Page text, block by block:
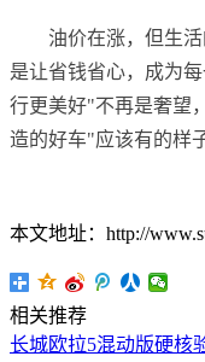
油价在涨，但生
是让省钱省心，成为
行更美好"不再是奢望
造的好车"应该有的样子
本文地址：http://
相关推荐
长城欧拉5混动版硬核